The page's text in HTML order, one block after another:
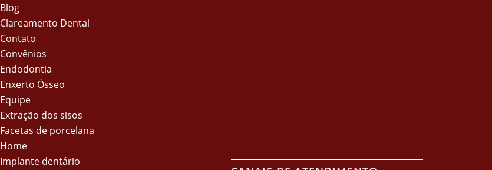
Blog
Clareamento Dental
Contato
Convênios
Endodontia
Enxerto Ósseo
Equipe
Extração dos sisos
Facetas de porcelana
Home
Implante dentário